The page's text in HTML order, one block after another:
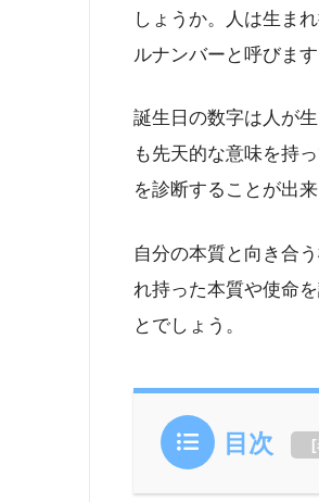
しょうか。人は生ま
ルナンバーと呼びます
誕生日の数字は人が
も先天的な意味を持
を診断することが出
自分の本質と向き合
れ持った本質や使命
とでしょう。
目次 [